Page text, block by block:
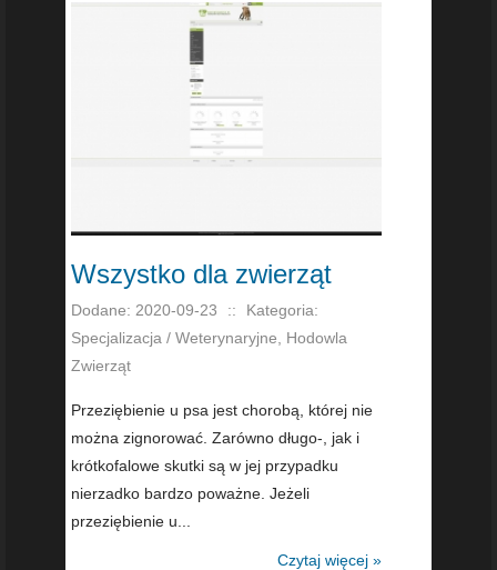
Wszystko dla zwierząt
Dodane: 2020-09-23 ::
Kategoria:
Specjalizacja / Weterynaryjne, Hodowla
Zwierząt
Przeziębienie u psa jest chorobą, której nie
można zignorować. Zarówno długo-, jak i
krótkofalowe skutki są w jej przypadku
nierzadko bardzo poważne. Jeżeli
przeziębienie u...
Czytaj więcej »